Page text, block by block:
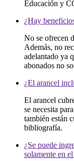
Educación y
¿Hay
No se ofrecen
Además, no
adelantado ya
abonados no
¿El arancel
El arancel
se necesita
también están
bibliografía.
¿Se puede
solamente en